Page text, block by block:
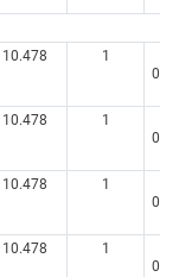
10.478 1
10.478 1
10.478 1
10.478 1